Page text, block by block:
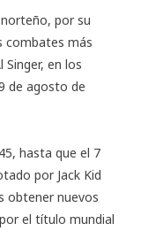
por su
combates más
en los
de agosto de
hasta que el 7
por Jack Kid
obtener nuevos
el título mundial